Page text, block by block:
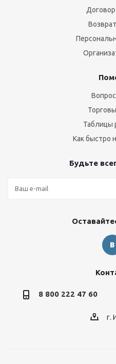
Таблицы
Как быстро
Будьте
8 800 222 47 60
г.